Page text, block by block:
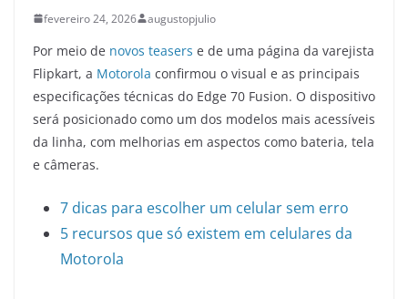
fevereiro 24, 2026 augustopjulio
Por meio de novos teasers e de uma página da varejista
Flipkart, a Motorola confirmou o visual e as principais
especificações técnicas do Edge 70 Fusion. O dispositivo
será posicionado como um dos modelos mais acessíveis
da linha, com melhorias em aspectos como bateria, tela
e câmeras.
7 dicas para escolher um celular sem erro
5 recursos que só existem em celulares da
Motorola